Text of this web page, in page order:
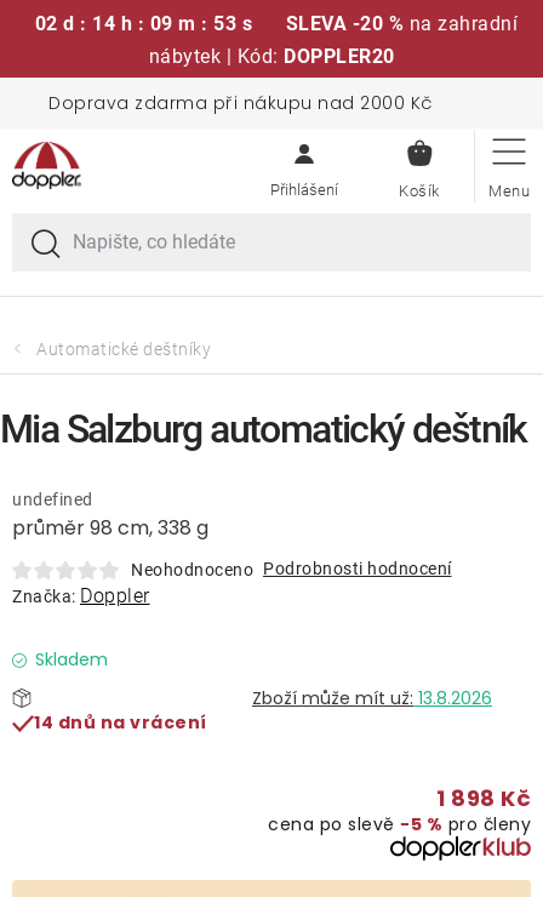
02 d : 14 h : 09 m : 52 s SLEVA -20 % na zahradní
nábytek | Kód: DOPPLER20
obsah
Doprava zdarma při nákupu nad 2000 Kč
KOŠÍK
Sedací soupravy
Slunečníky
Křesla a židle
Automatické deštníky
průměr 98 cm, 338 g
undefined
Neohodnoceno Podrobnosti hodnocení
Značka: Doppler
Skladem
13.8.2026
14 dnů na vrácení
1 898 Kč
cena po slevě −5 % pro členy
Mia Salzburg automatický deštník